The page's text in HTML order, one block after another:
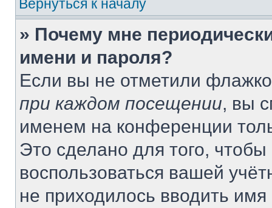
Вернуться к началу
» Почему мне
имени и пароля?
Если вы не отметили
при каждом посещении, вы
именем на конференции
Это сделано для того, чтобы
воспользоваться вашей
не приходилось вводить